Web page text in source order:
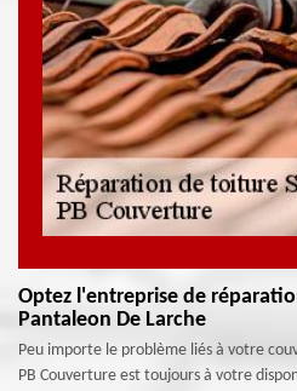
Optez l'entreprise de
Pantaleon De Larche
Peu importe le problème liés à votre
PB Couverture est toujours à votre